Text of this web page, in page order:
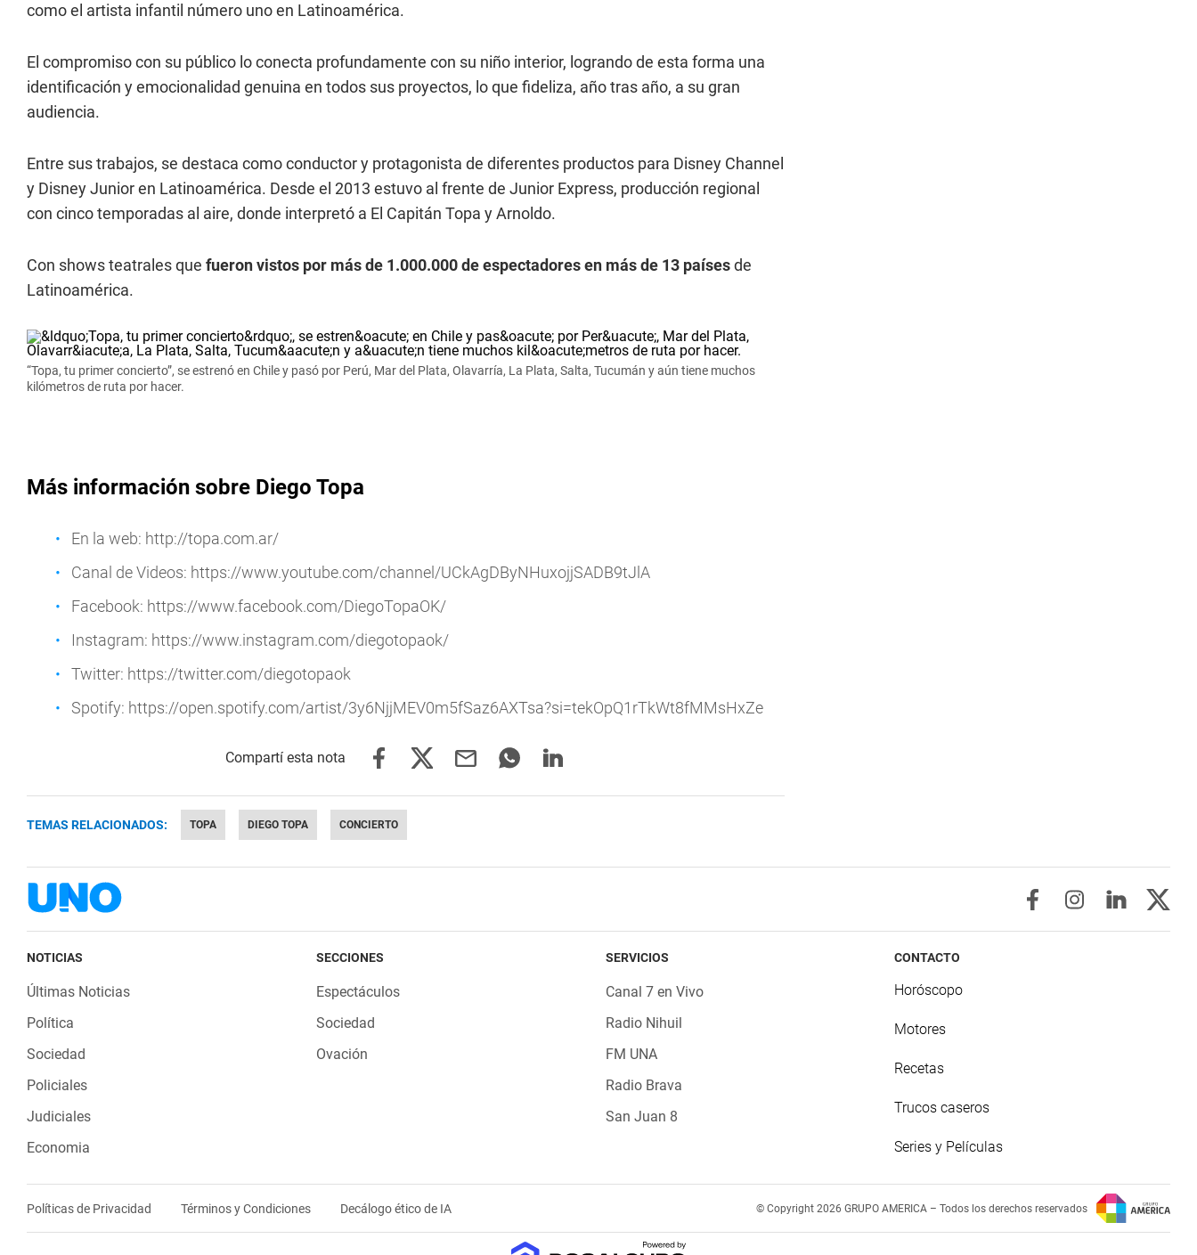
como el artista infantil número uno en Latinoamérica.
El compromiso con su público lo conecta profundamente con su niño interior, logrando de esta forma una
identificación y emocionalidad genuina en todos sus proyectos, lo que fideliza, año tras año, a su gran
audiencia.
Entre sus trabajos, se destaca como conductor y protagonista de diferentes productos para Disney Channel
y Disney Junior en Latinoamérica. Desde el 2013 estuvo al frente de Junior Express, producción regional
con cinco temporadas al aire, donde interpretó a El Capitán Topa y Arnoldo.
Con shows teatrales que fueron vistos por más de 1.000.000 de espectadores en más de 13 paísesde
Latinoamérica.
“Topa, tu primer concierto”, se estrenó en Chile y pasó por Perú, Mar del Plata, Olavarría, La Plata, Salta, Tucumán y aún tiene muchos
kilómetros de ruta por hacer.
Más información sobre Diego Topa
En la web: http://topa.com.ar/
Canal de Videos: https://www.youtube.com/channel/UCkAgDByNHuxojjSADB9tJlA
Facebook: https://www.facebook.com/DiegoTopaOK/
Instagram: https://www.instagram.com/diegotopaok/
Twitter: https://twitter.com/diegotopaok
Spotify: https://open.spotify.com/artist/3y6NjjMEV0m5fSaz6AXTsa?si=tekOpQ1rTkWt8fMMsHxZe
TEMAS RELACIONADOS: TOPA DIEGO TOPA CONCIERTO
NOTICIAS
Últimas Noticias
Política
Sociedad
Policiales
Judiciales
Economia
SECCIONES
Espectáculos
Sociedad
Ovación
SERVICIOS
Canal 7 en Vivo
Radio Nihuil
FM UNA
Radio Brava
San Juan 8
CONTACTO
Horóscopo
Motores
Recetas
Trucos caseros
Series y Películas
Políticas de Privacidad Términos y Condiciones Decálogo ético de IA © Copyright 2026 GRUPO AMERICA – Todos los derechos reservados